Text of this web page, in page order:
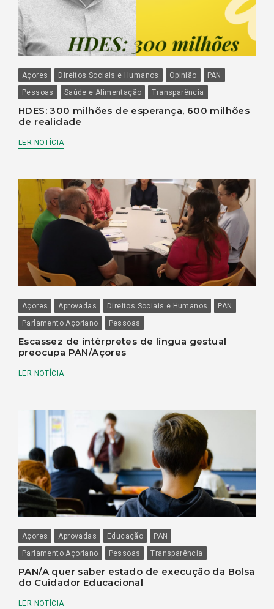
Açores Direitos Sociais e Humanos Opinião
PAN
Pessoas
Saúde e Alimentação Transparência
HDES: 300 milhões de esperança, 600 milhões
de realidade
LER NOTÍCIA
Açores Aprovadas Direitos Sociais e Humanos
PAN
Parlamento Açoriano
Pessoas
Escassez de intérpretes de língua gestual
preocupa PAN/Açores
LER NOTÍCIA
Açores Aprovadas Educação
PAN
Parlamento Açoriano
Pessoas Transparência
PAN/A quer saber estado de execução da Bolsa
do Cuidador Educacional
LER NOTÍCIA